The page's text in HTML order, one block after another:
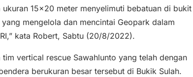
15×20 meter menyelimuti bebatuan di bukit
mengelola dan mencintai Geopark dalam
kata Robert, Sabtu (20/8/2022).
vertical rescue Sawahlunto yang telah dengan
berukuran besar tersebut di Bukik Sulah.